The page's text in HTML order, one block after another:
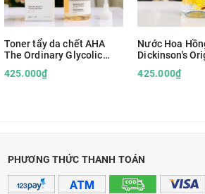
Toner tẩy da chết AHA
The Ordinary Glycolic
425.000₫
Nước Hoa
Dickinson's
Toner (Vàng) –
425.000₫
PHƯƠNG THỨC THANH TOÁN